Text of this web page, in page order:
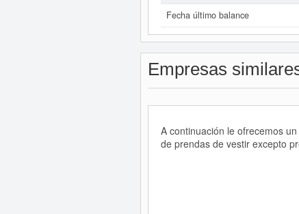
Fecha último balance
Empresas
A continuación le ofrecemos
de prendas de vestir excepto